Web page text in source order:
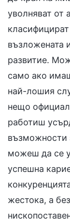
уволняват от
възложената
развитие.
само ако
най-лошия
нещо
работиш
възможности
можеш да се
успешна
жестока, а